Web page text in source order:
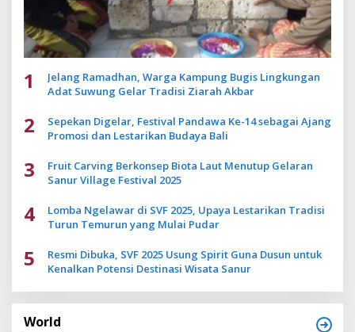
1
Jelang Ramadhan, Warga Kampung Bugis Lingkungan
Adat Suwung Gelar Tradisi Ziarah Akbar
2
Sepekan Digelar, Festival Pandawa Ke-14 sebagai Ajang
Promosi dan Lestarikan Budaya Bali
3
Fruit Carving Berkonsep Biota Laut Menutup Gelaran
Sanur Village Festival 2025
4
Lomba Ngelawar di SVF 2025, Upaya Lestarikan Tradisi
Turun Temurun yang Mulai Pudar
5
Resmi Dibuka, SVF 2025 Usung Spirit Guna Dusun untuk
Kenalkan Potensi Destinasi Wisata Sanur
World